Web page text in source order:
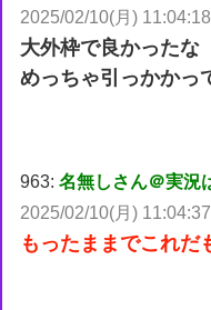
2025/02/10(月)
大外枠で良かったな
めっちゃ引っかかっ
963:名無しさん＠実況
2025/02/10(月)
もったままでこれだ